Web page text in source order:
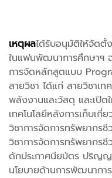
เหตุผลได้รับอนุมัติให้จัดตั้
ในแฟนพัฒนาการศึกษาฯ
การจัดหลักสูตแบบ
สายวิชา ได้แก่ สายวิชาเ
พลังงานและวัสดุ และเปิ
เทคโนโลยีหลังการเก็บเกี่
วิชาการจัดการทรัพยากร
วิชาการจัดการทรัพยากร
ดักประกาศนียบัตร ปริญ
นโยบายด้านการพัฒนากา